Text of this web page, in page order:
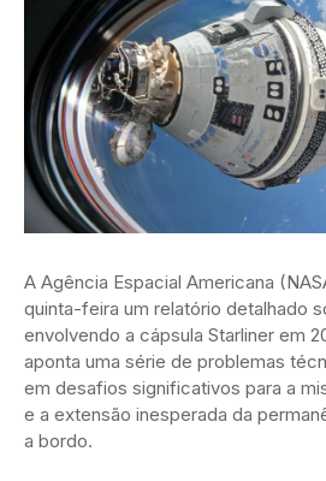
A Agência Espacial Americana
quinta-feira um relatório detalhado
envolvendo a cápsula Starliner em
aponta uma série de problemas
em desafios significativos para a
e a extensão inesperada da
a bordo.